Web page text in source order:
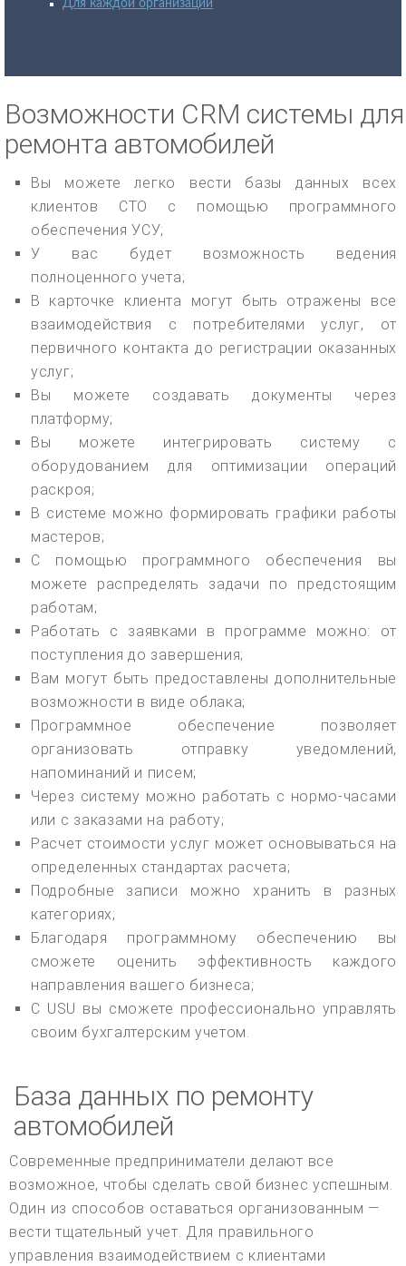
Для каждой организации
Возможности CRM системы для
ремонта автомобилей
Вы можете легко вести базы данных всех
клиентов СТО с помощью программного
обеспечения УСУ;
У вас будет возможность ведения
полноценного учета;
В карточке клиента могут быть отражены все
взаимодействия с потребителями услуг, от
первичного контакта до регистрации оказанных
услуг;
Вы можете создавать документы через
платформу;
Вы можете интегрировать систему с
оборудованием для оптимизации операций
раскроя;
В системе можно формировать графики работы
мастеров;
С помощью программного обеспечения вы
можете распределять задачи по предстоящим
работам;
Работать с заявками в программе можно: от
поступления до завершения;
Вам могут быть предоставлены дополнительные
возможности в виде облака;
Программное обеспечение позволяет
организовать отправку уведомлений,
напоминаний и писем;
Через систему можно работать с нормо-часами
или с заказами на работу;
Расчет стоимости услуг может основываться на
определенных стандартах расчета;
Подробные записи можно хранить в разных
категориях;
Благодаря программному обеспечению вы
сможете оценить эффективность каждого
направления вашего бизнеса;
С USU вы сможете профессионально управлять
своим бухгалтерским учетом.
База данных по ремонту
автомобилей
Современные предприниматели делают все
возможное, чтобы сделать свой бизнес успешным.
Один из способов оставаться организованным —
вести тщательный учет. Для правильного
управления взаимодействием с клиентами